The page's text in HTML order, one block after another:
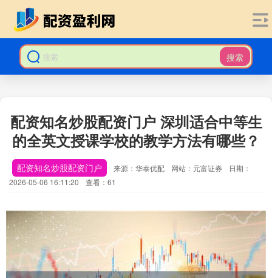
搜索
配资知名炒股配资门户 深圳适合中等生
的全英文授课学校的教学方法有哪些？
配资知名炒股配资门户 来源：华泰优配 网站：元富证券
日期：
2026-05-06 16:11:20
查看：61